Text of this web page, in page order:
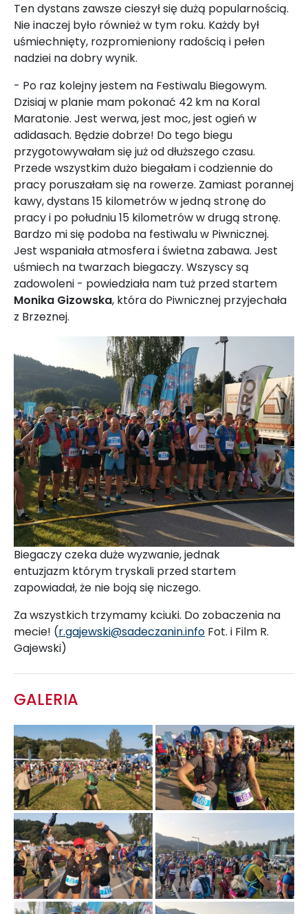
Ten dystans zawsze cieszył się dużą popularnością.
Nie inaczej było również w tym roku. Każdy był
uśmiechnięty, rozpromieniony radością i pełen
nadziei na dobry wynik.
- Po raz kolejny jestem na Festiwalu Biegowym.
Dzisiaj w planie mam pokonać 42 km na Koral
Maratonie. Jest werwa, jest moc, jest ogień w
adidasach. Będzie dobrze! Do tego biegu
przygotowywałam się już od dłuższego czasu.
Przede wszystkim dużo biegałam i codziennie do
pracy poruszałam się na rowerze. Zamiast porannej
kawy, dystans 15 kilometrów w jedną stronę do
pracy i po południu 15 kilometrów w drugą stronę.
Bardzo mi się podoba na festiwalu w Piwnicznej.
Jest wspaniała atmosfera i świetna zabawa. Jest
uśmiech na twarzach biegaczy. Wszyscy są
zadowoleni - powiedziała nam tuż przed startem
Monika Gizowska, która do Piwnicznej przyjechała
z Brzeznej.
Biegaczy czeka duże wyzwanie, jednak
entuzjazm którym tryskali przed startem
zapowiadał, że nie boją się niczego.
Za wszystkich trzymamy kciuki. Do zobaczenia na
mecie! (r.gajewski@sadeczanin.info Fot. i Film R.
Gajewski)
GALERIA